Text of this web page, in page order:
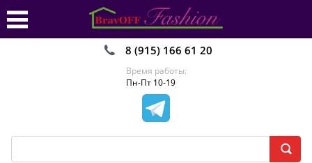
8 (915) 166 61 20
Время работы:
Пн-Пт 10-19